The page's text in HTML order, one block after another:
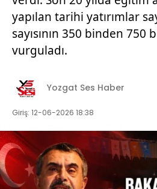
yapılan tarihi yatırımlar
sayısının 350 binden 750
vurguladı.
Yozgat Ses Haber
Giriş: 12-06-2026 18:38